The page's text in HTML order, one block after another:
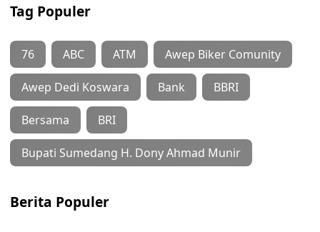
Tag Populer
76 ABC ATM Awep Biker Comunity
Awep Dedi Koswara Bank BBRI
Bersama BRI
Bupati Sumedang H. Dony Ahmad Munir
Berita Populer